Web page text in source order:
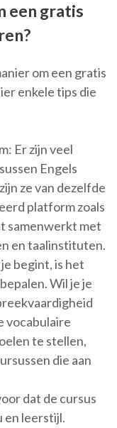
een gratis
om een gratis
enkele tips die
Er zijn veel
Engels
ze van dezelfde
platform zoals
samenwerkt met
en taalinstituten.
begint, is het
Wil je je
vocabulaire
te stellen,
die aan
dat de cursus
en leerstijl.